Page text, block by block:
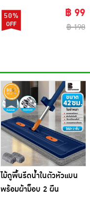
PRINCESS 5 (ผู้หญิงเซ็กซี่)
50% ฿ 99
฿ 198
ไม้ถูพื้นรีดน้ำในตัวหัวแบน
พร้อมผ้าม็อบ 2 ผืน